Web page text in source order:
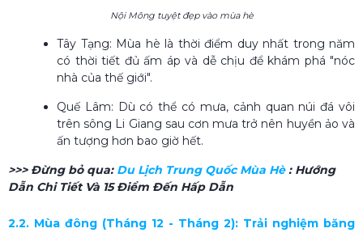
Nội Mông tuyệt đẹp vào mùa hè
Tây Tạng: Mùa hè là thời điểm duy nhất trong năm
có thời tiết đủ ấm áp và dễ chịu để khám phá "nóc
nhà của thế giới".
Quế Lâm: Dù có thể có mưa, cảnh quan núi đá vôi
trên sông Li Giang sau cơn mưa trở nên huyền ảo và
ấn tượng hơn bao giờ hết.
>>> Đừng bỏ qua: Du Lịch Trung Quốc Mùa Hè​: Hướng
Dẫn Chi Tiết Và 15 Điểm Đến Hấp Dẫn
2.2. Mùa đông (Tháng 12 - Tháng 2): Trải nghiệm băng